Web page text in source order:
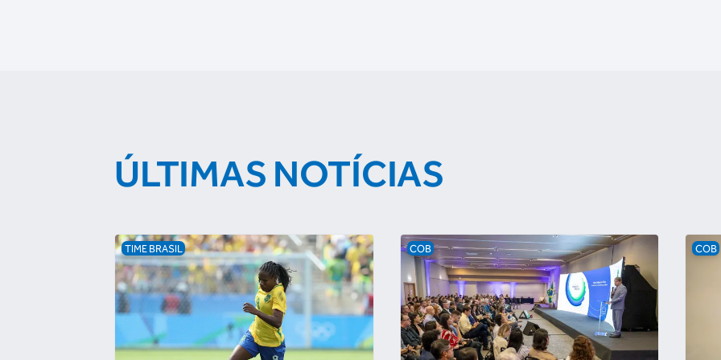
ÚLTIMAS NOTÍCIAS
TIME BRASIL COB COB